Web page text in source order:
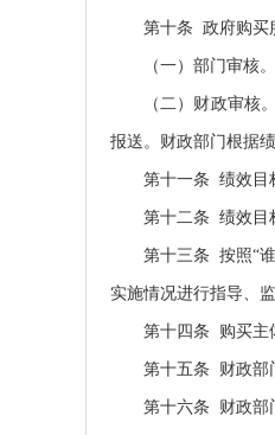
第十条 政府购买
（一）部门审核
（二）财政审核
报送。财政部门根据
第十一条 绩效目
第十二条 绩效目
第十三条 按照“
实施情况进行指导、监
第十四条 购买主
第十五条 财政部
第十六条 财政部